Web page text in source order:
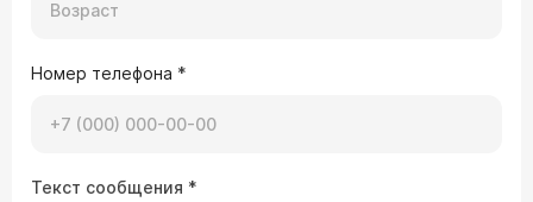
Номер телефона *
Текст сообщения *